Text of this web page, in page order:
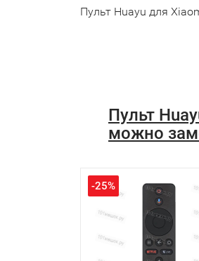
Пульт Huayu для
Пульт
можно
-25%